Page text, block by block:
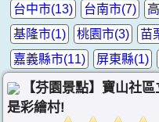
台中市(13) 台南市(7)
基隆市(1)
桃園市(3) 苗
嘉義縣市(11)
屏東縣(1)
【芬園景點】寶山社
是彩繪村!